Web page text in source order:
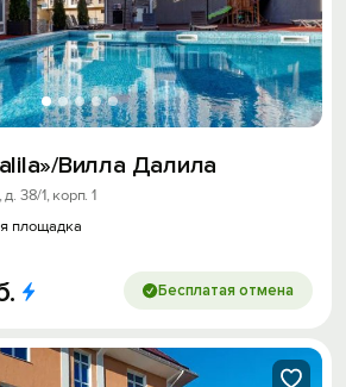
Вилла Далила
38/1, корп. 1
площадка
Бесплатая отмена